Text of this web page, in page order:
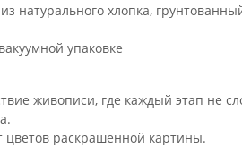
натурального хлопка,
упаковке
живописи, где каждый этап
цветов раскрашенной картины.